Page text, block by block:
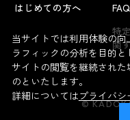
はじめての方へ
FAQ
特
関
©
当サイトでは利用体験の
ラフィックの分析を目的
サイトの閲覧を継続され
のといたします。
詳細についてはプライバ